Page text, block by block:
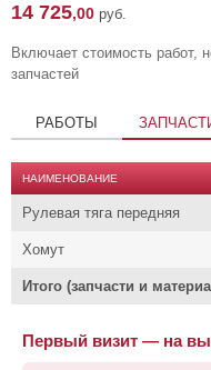
14 725,00 руб.
Включает стоимость работ,
запчастей
РАБОТЫ
НАИМЕНОВАНИЕ
Рулевая тяга передняя
Хомут
Итого (запчасти и
Первый визит — на